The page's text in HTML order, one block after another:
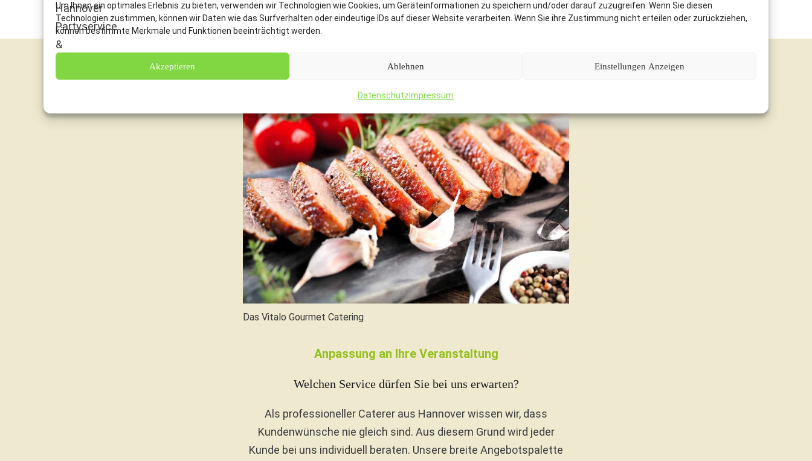
Um Ihnen ein optimales Erlebnis zu bieten, verwenden wir Technologien wie Cookies, um Geräteinformationen zu speichern und/oder darauf zuzugreifen. Wenn Sie diesen
Technologien zustimmen, können wir Daten wie das Surfverhalten oder eindeutige IDs auf dieser Website verarbeiten. Wenn Sie ihre Zustimmung nicht erteilen oder zurückziehen,
können bestimmte Merkmale und Funktionen beeinträchtigt werden.
Akzeptieren Ablehnen Einstellungen Anzeigen
Datenschutz Impressum
Das Vitalo Gourmet Catering
Anpassung an Ihre Veranstaltung
Welchen Service dürfen Sie bei uns erwarten?
Als professioneller Caterer aus Hannover wissen wir, dass
Kundenwünsche nie gleich sind. Aus diesem Grund wird jeder
Kunde bei uns individuell beraten. Unsere breite Angebotspalette